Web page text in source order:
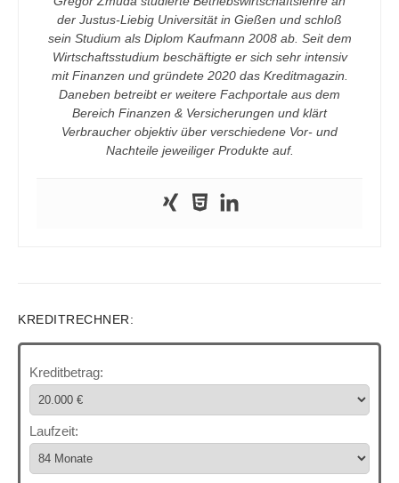
der Justus-Liebig Universität in Gießen und schloß
sein Studium als Diplom Kaufmann 2008 ab. Seit dem
Wirtschaftsstudium beschäftigte er sich sehr intensiv
mit Finanzen und gründete 2020 das Kreditmagazin.
Daneben betreibt er weitere Fachportale aus dem
Bereich Finanzen & Versicherungen und klärt
Verbraucher objektiv über verschiedene Vor- und
Nachteile jeweiliger Produkte auf.
KREDITRECHNER:
Kreditbetrag:
Laufzeit: